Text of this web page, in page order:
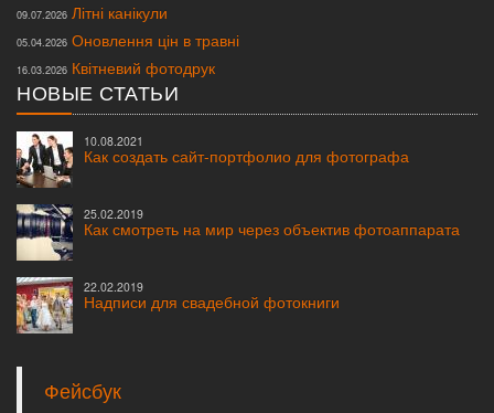
09.07.2026 Літні канікули
05.04.2026 Оновлення цін в травні
16.03.2026 Квітневий фотодрук
НОВЫЕ СТАТЬИ
10.08.2021
Как создать сайт-портфолио для фотографа
25.02.2019
Как смотреть на мир через объектив фотоаппарата
22.02.2019
Надписи для свадебной фотокниги
Фейсбук